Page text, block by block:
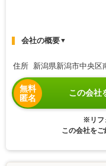
会社の概要▼
住所 新潟県新潟市中央区
無料
匿名
この会社
※リフ
この会社をご